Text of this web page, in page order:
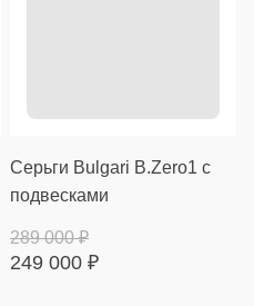
Серьги Bulgari B.Zero1 с
подвесками
249 000 ₽
289 000₽